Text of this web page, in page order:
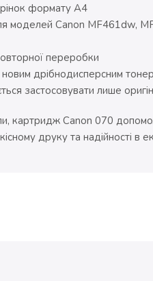
формату А4
моделей Canon MF461dw,
переробки
дрібнодисперсним
застосовувати лише
картридж Canon 070
друку та надійності в